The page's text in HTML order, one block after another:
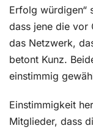
Erfolg würdigen“
dass jene die vor
das Netzwerk,
betont Kunz.
einstimmig
Einstimmigkeit
Mitglieder, dass